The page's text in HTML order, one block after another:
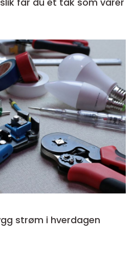
i oslo trygg strøm i hverdagen